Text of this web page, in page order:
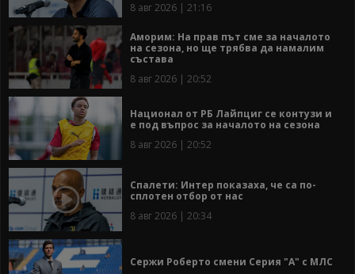
8 авг 2026 | 21:16
Аморим: На прав път сме за началото
на сезона, но ще трябва да намалим
състава
8 авг 2026 | 20:52
Национал от РБ Лайпциг се контузи и
е под въпрос за началото на сезона
8 авг 2026 | 20:52
Спалети: Интер показаха, че са по-
сплотен отбор от нас
8 авг 2026 | 20:34
Сержи Роберто смени Серия "А" с МЛС